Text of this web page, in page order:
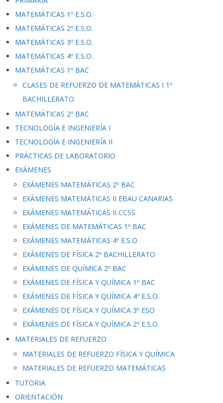
MATEMÁTICAS 1º E.S.O.
MATEMÁTICAS 2º E.S.O.
MATEMÁTICAS 3º E.S.O.
MATEMÁTICAS 4º E.S.O.
MATEMÁTICAS 1º BAC
CLASES DE REFUERZO DE MATEMÁTICAS I 1º
BACHILLERATO
MATEMÁTICAS 2º BAC
TECNOLOGÍA E INGENIERÍA I
TECNOLOGÍA E INGENIERÍA II
PRÁCTICAS DE LABORATORIO
EXÁMENES
EXÁMENES MATEMÁTICAS 2º BAC
EXÁMENES MATEMÁTICAS II EBAU CANARIAS
EXÁMENES MATEMÁTICAS II CCSS
EXÁMENES DE MATEMÁTICAS 1º BAC
EXÁMENES MATEMÁTICAS 4º E.S.O.
EXÁMENES DE FÍSICA 2º BACHILLERATO
EXÁMENES DE QUÍMICA 2º BAC
EXÁMENES DE FÍSICA Y QUÍMICA 1º BAC
EXÁMENES DE FÍSICA Y QUÍMICA 4º E.S.O.
EXÁMENES DE FÍSICA Y QUÍMICA 3º ESO
EXÁMENES DE FÍSICA Y QUÍMICA 2º E.S.O.
MATERIALES DE REFUERZO
MATERIALES DE REFUERZO FÍSICA Y QUÍMICA
MATERIALES DE REFUERZO MATEMÁTICAS
TUTORIA
ORIENTACIÓN